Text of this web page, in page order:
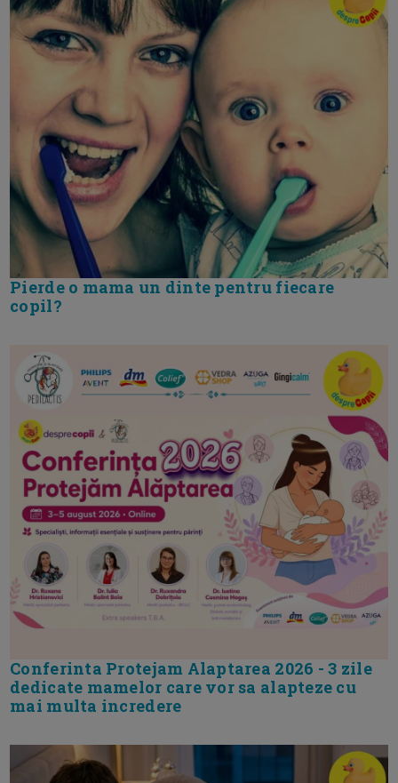
Pierde o mama un dinte pentru fiecare
copil?
Conferinta Protejam Alaptarea 2026 - 3 zile
dedicate mamelor care vor sa alapteze cu
mai multa incredere